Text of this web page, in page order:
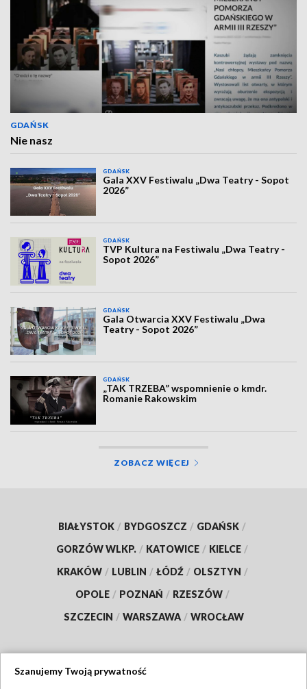
GDAŃSK
Nie nasz
GDAŃSK
Gala XXV Festiwalu „Dwa Teatry - Sopot
2026”
GDAŃSK
TVP Kultura na Festiwalu „Dwa Teatry -
Sopot 2026”
GDAŃSK
Gala Otwarcia XXV Festiwalu „Dwa
Teatry - Sopot 2026”
GDAŃSK
„TAK TRZEBA” wspomnienie o kmdr.
Romanie Rakowskim
ZOBACZ WIĘCEJ
BIAŁYSTOK / BYDGOSZCZ / GDAŃSK /
GORZÓW WLKP. / KATOWICE / KIELCE /
KRAKÓW / LUBLIN / ŁÓDŹ / OLSZTYN /
OPOLE / POZNAŃ / RZESZÓW /
SZCZECIN / WARSZAWA / WROCŁAW
Szanujemy Twoją prywatność